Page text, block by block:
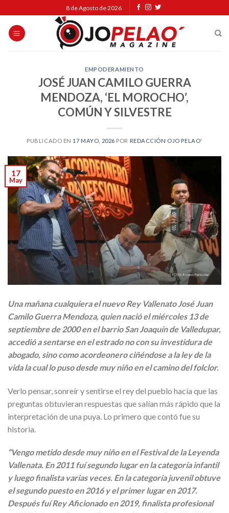
to
content
8 de Agosto de 2026
EMPODERAMIENTO
JOSÉ JUAN CAMILO GUERRA
MENDOZA, ‘EL MOROCHO’,
COMÚN Y SILVESTRE
PUBLICADO EN 17 MAYO, 2026 POR REDACCIÓN OJO PELAO'
17
May
Una mañana cualquiera el nuevo Rey Vallenato José Juan
Camilo Guerra Mendoza, quien nació el miércoles 13 de
septiembre de 2000 en el barrio San Joaquín de Valledupar,
accedió a sentarse en el estrado no con su investidura de
abogado, sino como acordeonero ciñéndose a la ley de la
vida la cual lo puso desde muy niño en el camino del folclor.
Verlo pensar, sonreír y sentirse el rey del pueblo hacía que las
preguntas obtuvieran respuestas que salían más rápido que la
interpretación de una puya. Lo primero que contó fue su
historia.
“Vengo metido desde muy niño en el Festival de la Leyenda
Vallenata. En 2011 fuí segundo lugar en la categoría infantil
y luego finalista varias veces. En la categoría juvenil obtuve
el segundo puesto en 2016 y el primer lugar en 2017.
Después fuí Rey Aficionado en 2019, finalista profesional